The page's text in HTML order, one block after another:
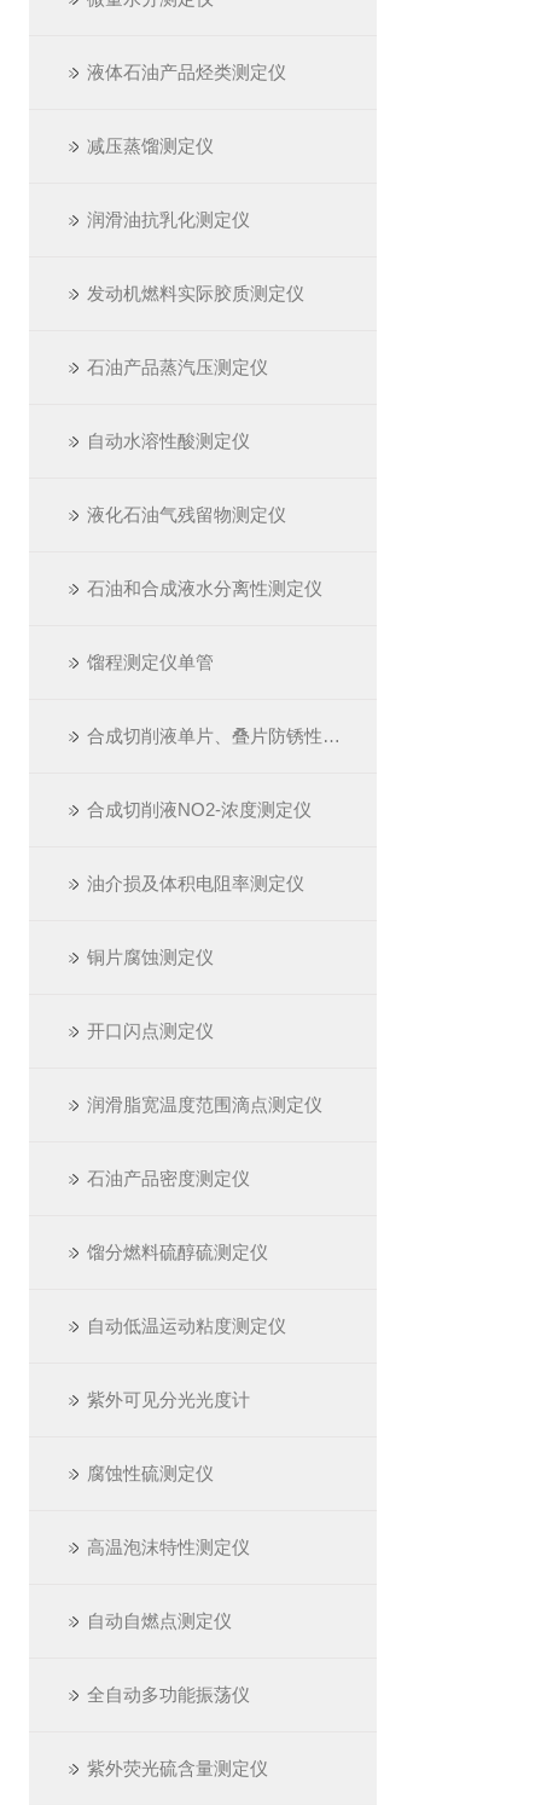
液体石油产品烃类测定仪
减压蒸馏测定仪
润滑油抗乳化测定仪
发动机燃料实际胶质测定仪
石油产品蒸汽压测定仪
自动水溶性酸测定仪
液化石油气残留物测定仪
石油和合成液水分离性测定仪
馏程测定仪单管
合成切削液单片、叠片防锈性测定仪
合成切削液NO2-浓度测定仪
油介损及体积电阻率测定仪
铜片腐蚀测定仪
开口闪点测定仪
润滑脂宽温度范围滴点测定仪
石油产品密度测定仪
馏分燃料硫醇硫测定仪
自动低温运动粘度测定仪
紫外可见分光光度计
腐蚀性硫测定仪
高温泡沫特性测定仪
自动自燃点测定仪
全自动多功能振荡仪
紫外荧光硫含量测定仪